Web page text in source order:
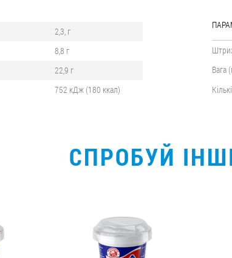
2,3, г
8,8 г
22,9 г
752 кДж (180 ккал)
Вага
СПРОБУЙ